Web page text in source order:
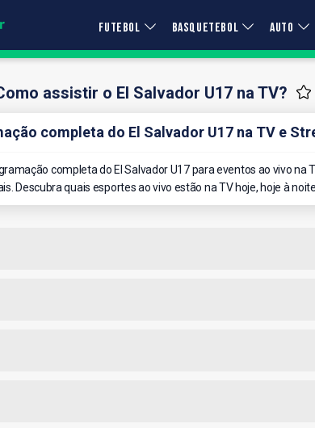
FUTEBOL BASQUETEBOL AUTO
assistir o El Salvador U17 na TV?
completa do El Salvador U17 na TV e
completa do El Salvador U17 para eventos ao vivo na
Descubra quais esportes ao vivo estão na TV hoje, hoje à